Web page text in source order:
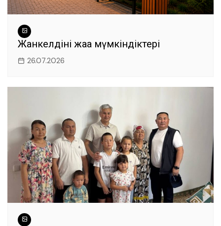
Жанкелдінің жаңа мүмкіндіктері
26.07.2026